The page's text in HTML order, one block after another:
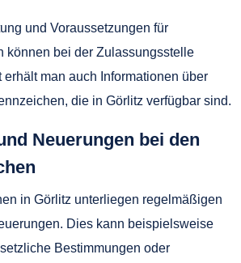
und Voraussetzungen für
können bei der Zulassungsstelle
erhält man auch Informationen über
die in Görlitz verfügbar sind.
Neuerungen bei den
in Görlitz unterliegen regelmäßigen
Dies kann beispielsweise
Bestimmungen oder